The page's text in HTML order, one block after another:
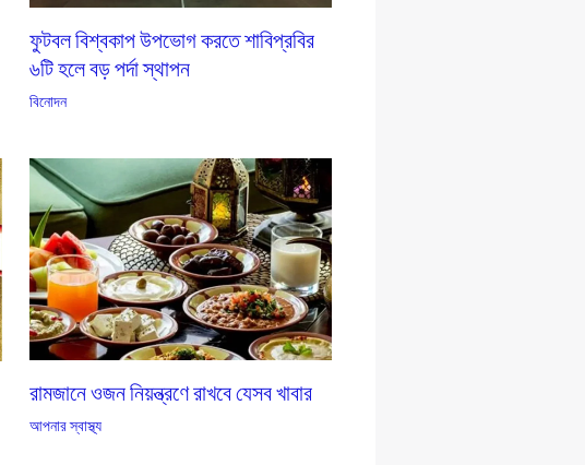
ফুটবল বিশ্বকাপ উপভোগ করতে শাবিপ্রবির
৬টি হলে বড় পর্দা স্থাপন
বিনোদন
রামজানে ওজন নিয়ন্ত্রণে রাখবে যেসব খাবার
আপনার স্বাস্থ্য